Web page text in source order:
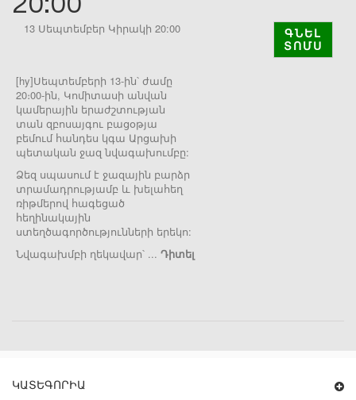
13 Սեպտեմբեր Կիրակի 20:00
ԳՆԵԼ
ՏՈՄՍ
[hy]Սեպտեմբերի 13-ին՝ ժամը
20։00-ին, Կոմիտասի անվան
կամերային երաժշտության
տան զբոսայգու բացօթյա
բեմում հանդես կգա Արցախի
պետական ջազ նվագախումբը:
Ձեզ սպասում է ջազային բարձր
տրամադրությամբ և խելահեղ
ռիթմերով հագեցած
հեղինակային
ստեղծագործությունների երեկո:
Նվագախմբի ղեկավար՝ ... Դիտել
ԿԱՏԵԳՈՐԻԱ